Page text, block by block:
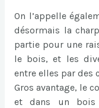
On l’appelle
désormais la
partie pour une
le bois, et les
entre elles par des
Gros avantage, le
et dans un bois